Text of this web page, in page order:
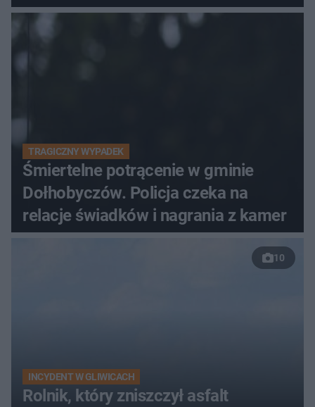
TRAGICZNY WYPADEK
Śmiertelne potrącenie w gminie
Dołhobyczów. Policja czeka na
relacje świadków i nagrania z kamer
10
INCYDENT W GLIWICACH
Rolnik, który zniszczył asfalt